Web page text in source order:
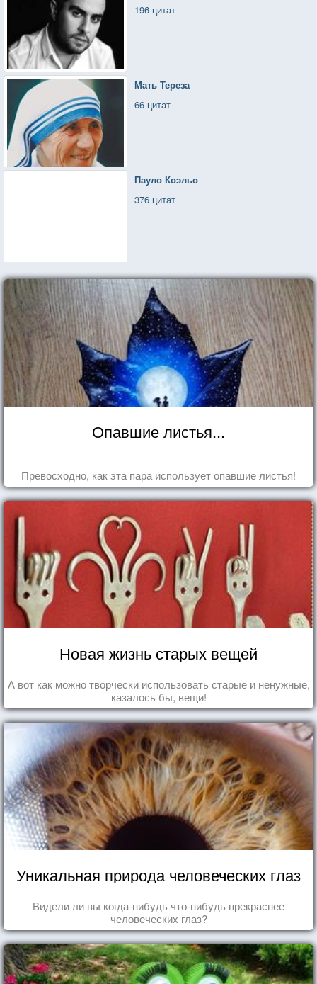
196 цитат
Мать Тереза
66 цитат
Пауло Коэльо
376 цитат
Опавшие листья...
Превосходно, как эта пара использует опавшие листья!
Новая жизнь старых вещей
А вот как можно творчески использовать старые и ненужные,
казалось бы, вещи!
Уникальная природа человеческих глаз
Видели ли вы когда-нибудь что-нибудь прекраснее
человеческих глаз?